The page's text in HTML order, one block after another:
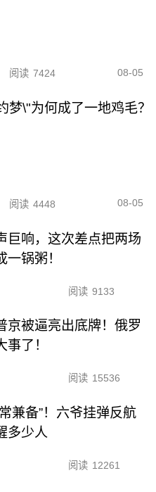
阅读 7424 08-05
梦\"为何成了一地鸡毛？
阅读 4448 08-05
巨响，这次差点把两场
一锅粥！
阅读 9133
京被逼亮出底牌！俄罗
事了！
阅读 15536
兼备”！六爷挂弹反航
多少人
阅读 12261